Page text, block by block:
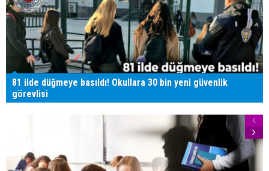
81 ilde düğmeye basıldı! Okullara 30 bin yeni güvenlik
görevlisi